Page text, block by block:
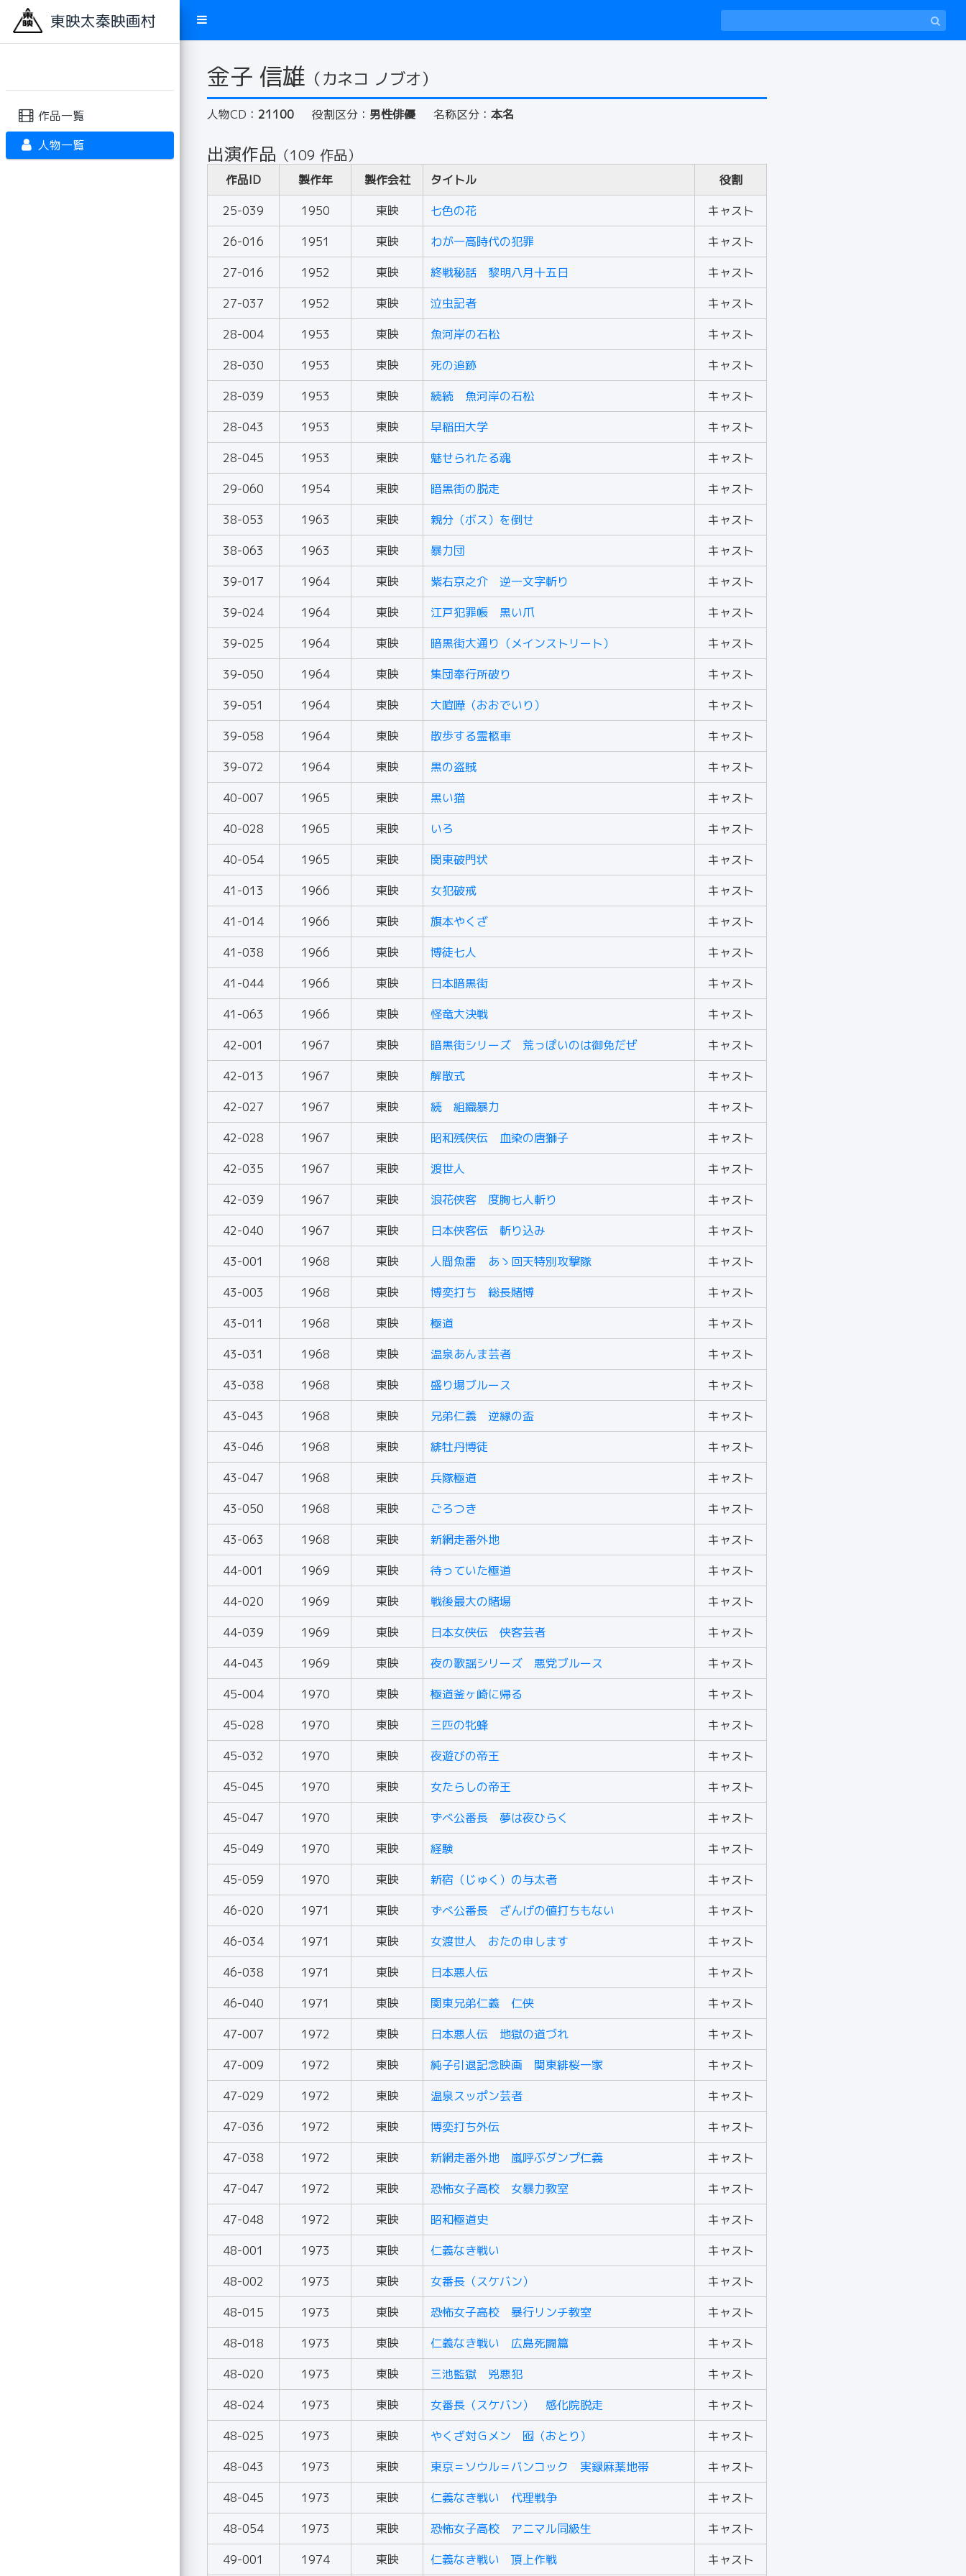
東映太秦映画村
作品一覧
人物一覧
金子 信雄 （カネコ ノブオ）
人物CD： 21100 役割区分： 男性俳優 名称区分： 本名
出演作品 （109 作品）
作品ID 製作年 製作会社 タイトル
役割
25-039
1950 東映 七色の花
キャスト
26-016
1951 東映 わが一高時代の犯罪
キャスト
27-016
1952 東映 終戦秘話 黎明八月十五日
キャスト
27-037
1952 東映 泣虫記者
キャスト
28-004
1953 東映 魚河岸の石松
キャスト
28-030
1953 東映 死の追跡
キャスト
28-039
1953 東映 続続 魚河岸の石松
キャスト
28-043
1953 東映 早稲田大学
キャスト
28-045
1953 東映 魅せられたる魂
キャスト
29-060
1954 東映 暗黒街の脱走
キャスト
38-053
1963 東映 親分（ボス）を倒せ
キャスト
38-063
1963 東映 暴力団
キャスト
39-017
1964 東映 紫右京之介 逆一文字斬り
キャスト
39-024
1964 東映 江戸犯罪帳 黒い爪
キャスト
39-025
1964 東映 暗黒街大通り（メインストリート）
キャスト
39-050
1964 東映 集団奉行所破り
キャスト
39-051
1964 東映 大喧嘩（おおでいり）
キャスト
39-058
1964 東映 散歩する霊柩車
キャスト
39-072
1964 東映 黒の盗賊
キャスト
40-007
1965 東映 黒い猫
キャスト
40-028
1965 東映 いろ
キャスト
40-054
1965 東映 関東破門状
キャスト
41-013
1966 東映 女犯破戒
キャスト
41-014
1966 東映 旗本やくざ
キャスト
41-038
1966 東映 博徒七人
キャスト
41-044
1966 東映 日本暗黒街
キャスト
41-063
1966 東映 怪竜大決戦
キャスト
42-001
1967 東映 暗黒街シリーズ 荒っぽいのは御免だぜ
キャスト
42-013
1967 東映 解散式
キャスト
42-027
1967 東映 続 組織暴力
キャスト
42-028
1967 東映 昭和残侠伝 血染の唐獅子
キャスト
42-035
1967 東映 渡世人
キャスト
42-039
1967 東映 浪花侠客 度胸七人斬り
キャスト
42-040
1967 東映 日本侠客伝 斬り込み
キャスト
43-001
1968 東映 人間魚雷 あゝ回天特別攻撃隊
キャスト
43-003
1968 東映 博奕打ち 総長賭博
キャスト
43-011
1968 東映 極道
キャスト
43-031
1968 東映 温泉あんま芸者
キャスト
43-038
1968 東映 盛り場ブルース
キャスト
43-043
1968 東映 兄弟仁義 逆縁の盃
キャスト
43-046
1968 東映 緋牡丹博徒
キャスト
43-047
1968 東映 兵隊極道
キャスト
43-050
1968 東映 ごろつき
キャスト
43-063
1968 東映 新網走番外地
キャスト
44-001
1969 東映 待っていた極道
キャスト
44-020
1969 東映 戦後最大の賭場
キャスト
44-039
1969 東映 日本女侠伝 侠客芸者
キャスト
44-043
1969 東映 夜の歌謡シリーズ 悪党ブルース
キャスト
45-004
1970 東映 極道釜ヶ崎に帰る
キャスト
45-028
1970 東映 三匹の牝蜂
キャスト
45-032
1970 東映 夜遊びの帝王
キャスト
45-045
1970 東映 女たらしの帝王
キャスト
45-047
1970 東映 ずべ公番長 夢は夜ひらく
キャスト
45-049
1970 東映 経験
キャスト
45-059
1970 東映 新宿（じゅく）の与太者
キャスト
46-020
1971 東映 ずべ公番長 ざんげの値打ちもない
キャスト
46-034
1971 東映 女渡世人 おたの申します
キャスト
46-038
1971 東映 日本悪人伝
キャスト
46-040
1971 東映 関東兄弟仁義 仁侠
キャスト
47-007
1972 東映 日本悪人伝 地獄の道づれ
キャスト
47-009
1972 東映 純子引退記念映画 関東緋桜一家
キャスト
47-029
1972 東映 温泉スッポン芸者
キャスト
47-036
1972 東映 博奕打ち外伝
キャスト
47-038
1972 東映 新網走番外地 嵐呼ぶダンプ仁義
キャスト
47-047
1972 東映 恐怖女子高校 女暴力教室
キャスト
47-048
1972 東映 昭和極道史
キャスト
48-001
1973 東映 仁義なき戦い
キャスト
48-002
1973 東映 女番長（スケバン）
キャスト
48-015
1973 東映 恐怖女子高校 暴行リンチ教室
キャスト
48-018
1973 東映 仁義なき戦い 広島死闘篇
キャスト
48-020
1973 東映 三池監獄 兇悪犯
キャスト
48-024
1973 東映 女番長（スケバン） 感化院脱走
キャスト
48-025
1973 東映 やくざ対Ｇメン 囮（おとり）
キャスト
48-043
1973 東映 東京＝ソウル＝バンコック 実録麻薬地帯
キャスト
48-045
1973 東映 仁義なき戦い 代理戦争
キャスト
48-054
1973 東映 恐怖女子高校 アニマル同級生
キャスト
49-001
1974 東映 仁義なき戦い 頂上作戦 キャスト